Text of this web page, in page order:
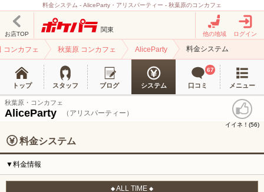
料金システム - AliceParty・アリスパーティー - 秋葉原のコンカフェ
お店TOP
関東
他の地域 ログイン
コンカフェ 秋葉原 コンカフェ AliceParty 料金システム
トップ スタッフ ブログ システム 口コミ
67
メニュー
秋葉原・コンカフェ
AliceParty （アリスパーティー）
イイネ！(56)
料金システム
▼料金情報
◆ ALL TIME ◆